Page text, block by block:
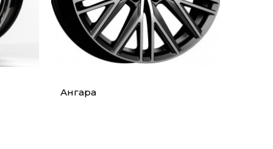
Ангара